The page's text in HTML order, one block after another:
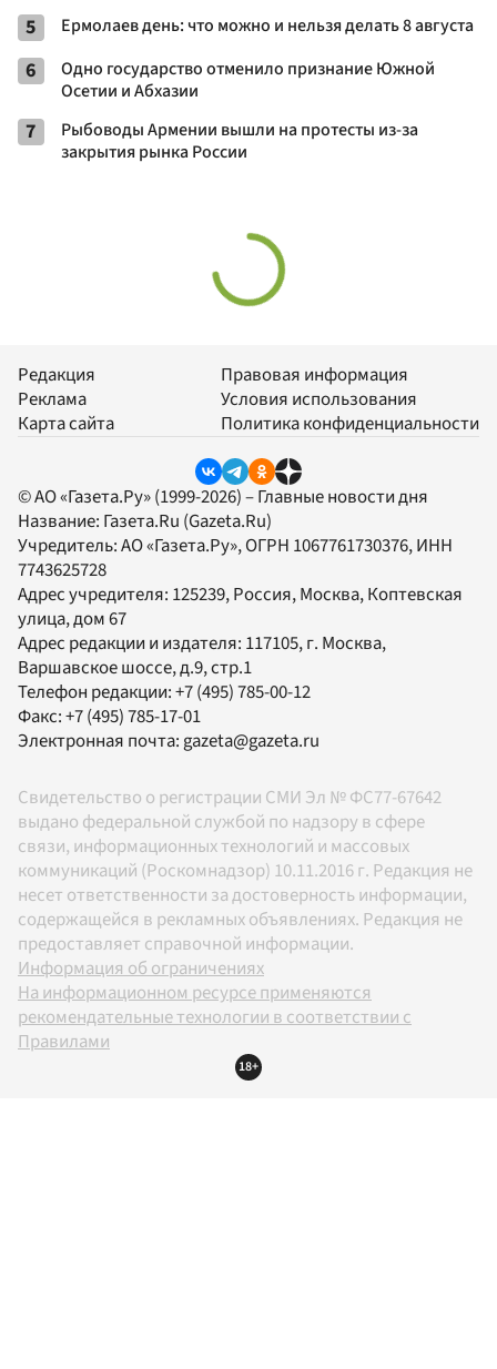
5 Ермолаев день: что можно и нельзя делать 8 августа
6
Одно государство отменило признание Южной
Осетии и Абхазии
7
Рыбоводы Армении вышли на протесты из-за
закрытия рынка России
Редакция
Реклама
Карта сайта
Правовая информация
Условия использования
Политика конфиденциальности
© АО «Газета.Ру» (1999-2026) – Главные новости дня
Название: Газета.Ru (Gazeta.Ru)
Учредитель:АО «Газета.Ру», ОГРН 1067761730376, ИНН
7743625728
Адрес учредителя: 125239, Россия, Москва, Коптевская
улица, дом 67
Адрес редакции и издателя: 117105, г. Москва,
Варшавское шоссе, д.9, стр.1
Телефон редакции:+7 (495) 785-00-12
Факс:+7 (495) 785-17-01
Электронная почта:gazeta@gazeta.ru
Свидетельство о регистрации СМИ Эл № ФС77-67642
выдано федеральной службой по надзору в сфере
связи, информационных технологий и массовых
коммуникаций (Роскомнадзор) 10.11.2016 г. Редакция не
несет ответственности за достоверность информации,
содержащейся в рекламных объявлениях. Редакция не
предоставляет справочной информации.
Информация об ограничениях
На информационном ресурсе применяются
рекомендательные технологии в соответствии с
Правилами
18+